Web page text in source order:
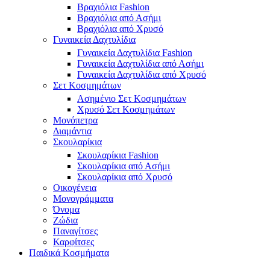
Βραχιόλια Fashion
Βραχιόλια από Ασήμι
Βραχιόλια από Χρυσό
Γυναικεία Δαχτυλίδια
Γυναικεία Δαχτυλίδια Fashion
Γυναικεία Δαχτυλίδια από Ασήμι
Γυναικεία Δαχτυλίδια από Χρυσό
Σετ Κοσμημάτων
Ασημένιο Σετ Κοσμημάτων
Χρυσό Σετ Κοσμημάτων
Μονόπετρα
Διαμάντια
Σκουλαρίκια
Σκουλαρίκια Fashion
Σκουλαρίκια από Ασήμι
Σκουλαρίκια από Χρυσό
Οικογένεια
Μονογράμματα
Όνομα
Ζώδια
Παναγίτσες
Καρφίτσες
Παιδικά Κοσμήματα